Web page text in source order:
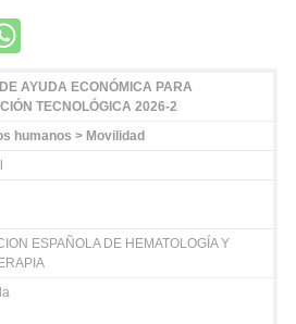
AYUDA ECONÓMICA PARA
TECNOLÓGICA 2026-2
humanos > Movilidad
ESPAÑOLA DE HEMATOLOGÍA Y